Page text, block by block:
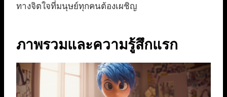
ทางจิตใจที่มนุษย์ทุกคนต้องเผชิญ
ภาพรวมและความรู้สึกแรก